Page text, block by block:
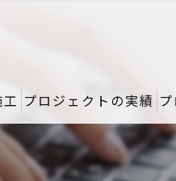
プロジェクトの実績